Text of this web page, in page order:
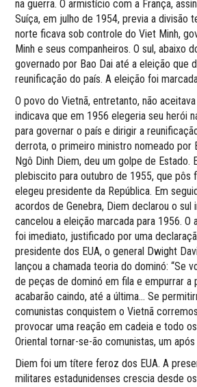
na guerra. O armistício com a França,
Suíça, em julho de 1954, previa a divisão
norte ficava sob controle do Viet Minh,
Minh e seus companheiros. O sul, abaixo
governado por Bao Dai até a eleição que
reunificação do país. A eleição foi
O povo do Vietnã, entretanto, não
indicava que em 1956 elegeria seu herói
para governar o país e dirigir a
derrota, o primeiro ministro nomeado por
Ngô Dinh Diem, deu um golpe de Estado.
plebiscito para outubro de 1955, que pôs
elegeu presidente da República. Em
acordos de Genebra, Diem declarou o sul
cancelou a eleição marcada para 1956. O
foi imediato, justificado por uma
presidente dos EUA, o general Dwight
lançou a chamada teoria do dominó: “Se
de peças de dominó em fila e empurrar a
acabarão caindo, até a última… Se
comunistas conquistem o Vietnã
provocar uma reação em cadeia e todo
Oriental tornar-se-ão comunistas, um após
Diem foi um títere feroz dos EUA. A
militares estadunidenses crescia desde